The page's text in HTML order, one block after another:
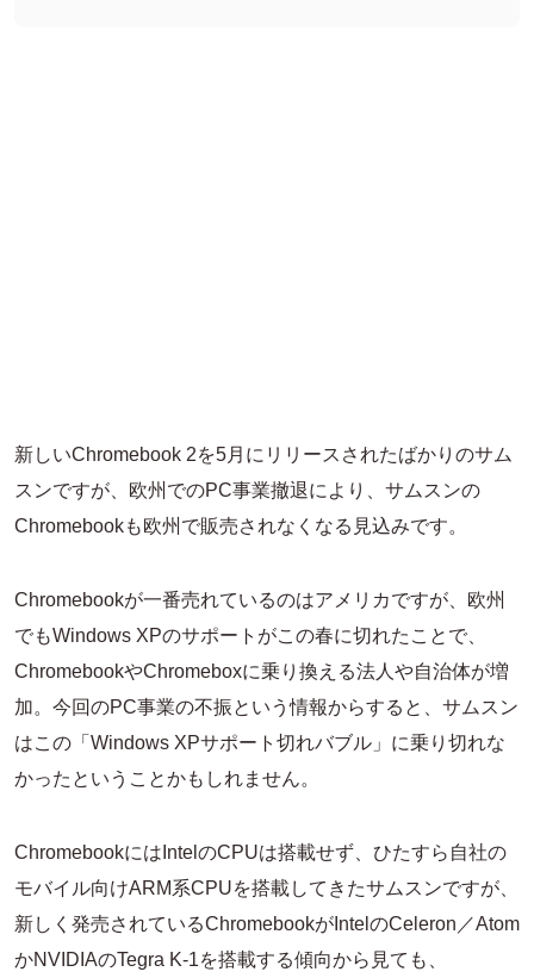
新しいChromebook 2を5月にリリースされたばかりのサム
スンですが、欧州でのPC事業撤退により、サムスンの
Chromebookも欧州で販売されなくなる見込みです。
Chromebookが一番売れているのはアメリカですが、欧州
でもWindows XPのサポートがこの春に切れたことで、
ChromebookやChromeboxに乗り換える法人や自治体が増
加。今回のPC事業の不振という情報からすると、サムスン
はこの「Windows XPサポート切れバブル」に乗り切れな
かったということかもしれません。
ChromebookにはIntelのCPUは搭載せず、ひたすら自社の
モバイル向けARM系CPUを搭載してきたサムスンですが、
新しく発売されているChromebookがIntelのCeleron／Atom
かNVIDIAのTegra K-1を搭載する傾向から見ても、